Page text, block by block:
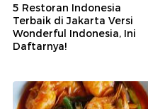
5 Restoran Indonesia
Terbaik di Jakarta Versi
Wonderful Indonesia, Ini
Daftarnya!